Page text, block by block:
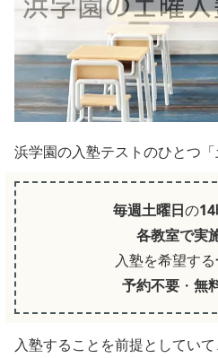
浜学園の入塾テストのひとつ
毎週土曜日の
各教室で実
入塾を希望する
予約不要 ・ 無
入塾することを前提としてい